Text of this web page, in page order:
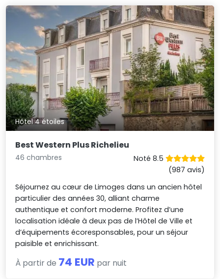
Hôtel 4 étoiles
Best Western Plus Richelieu
46 chambres
Noté 8.5
(987 avis)
Séjournez au cœur de Limoges dans un ancien hôtel
particulier des années 30, alliant charme
authentique et confort moderne. Profitez d’une
localisation idéale à deux pas de l’Hôtel de Ville et
d’équipements écoresponsables, pour un séjour
paisible et enrichissant.
À partir de 74 EUR par nuit